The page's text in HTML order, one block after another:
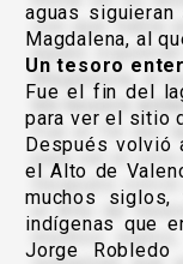
aguas
Magdalena, al
Un tesoro
Fue el fin del
para ver el sitio
Después volvió
el Alto de
muchos
indígenas que
Jorge